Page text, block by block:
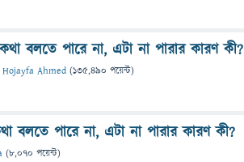
বলতে পারে না, এটা না পারার কারণ কী?
Hojayfa Ahmed (135,490 পয়েন্ট)
বলতে পারে না, এটা না পারার কারণ কী?
(8,070 পয়েন্ট)